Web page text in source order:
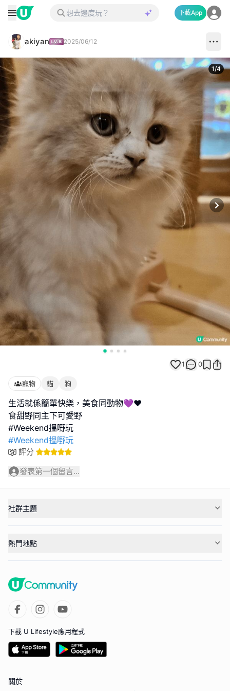
下載App
akiyan 2025/06/12
1/4
1 0
寵物 貓 狗
生活就係簡單快樂，美食同動物💜❤️
食甜野同主下可愛野
#Weekend搵嘢玩
評分
發表第一個留言...
社群主題
熱門地點
下載 U Lifestyle應用程式
關於